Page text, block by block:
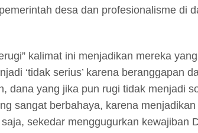
desa dan profesionalisme di
kalimat ini menjadikan mereka
‘tidak serius’ karena beranggapan
dana yang jika pun rugi tidak menjadi
sangat berbahaya, karena menjadikan
sekedar menggugurkan kewajiban